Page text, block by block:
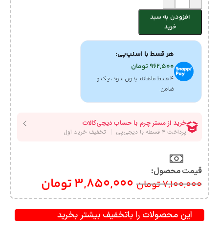
افزودن به سبد
خرید
هر قسط با اسنپ‌پی:
962,500تومان
۴ قسط ماهانه. بدون سود، چک و
ضامن.
قیمت محصول:​
7,100,000تومان 3,850,000تومان
این محصولات را باتخفیف بیشتر بخرید